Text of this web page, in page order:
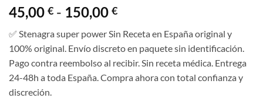
45,00 € - 150,00 €Rango
precios:
desde
45,00 €
hasta
✅ Stenagra super power Sin Receta en España original y
100% original. Envío discreto en paquete sin identificación.
Pago contra reembolso al recibir. Sin receta médica. Entrega
24-48h a toda España. Compra ahora con total confianza y
discreción.